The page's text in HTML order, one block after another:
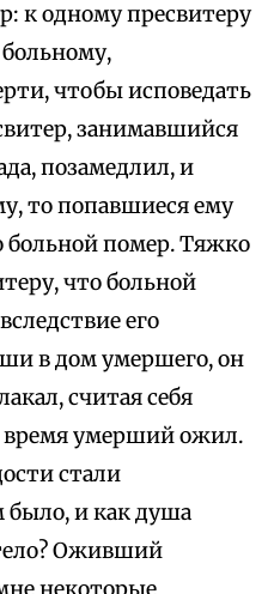
к одному пресвитеру
чтобы исповедать
занимавшийся
позамедлил, и
то попавшиеся ему
больной помер. Тяжко
что больной
его
в дом умершего, он
считая себя
время умерший ожил.
стали
было, и как душа
Оживший